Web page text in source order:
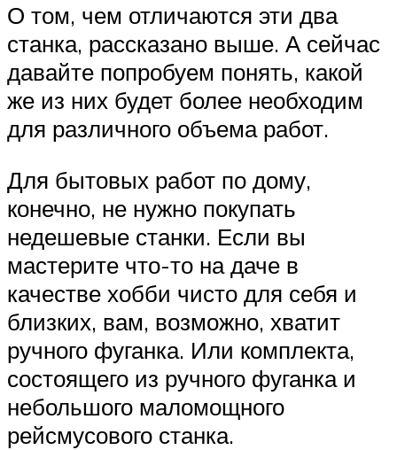
О том, чем отличаются эти два
станка, рассказано выше. А сейчас
давайте попробуем понять, какой
же из них будет более необходим
для различного объема работ.
Для бытовых работ по дому,
конечно, не нужно покупать
недешевые станки. Если вы
мастерите что-то на даче в
качестве хобби чисто для себя и
близких, вам, возможно, хватит
ручного фуганка. Или комплекта,
состоящего из ручного фуганка и
небольшого маломощного
рейсмусового станка.